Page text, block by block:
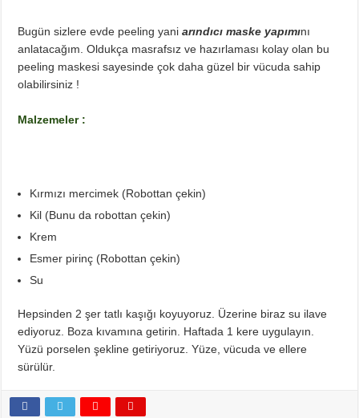
Yağ Yakan Yiyecekler Nelerdir ?
Yulaflı Diyet Mozaik Pasta Tarifi
Dukan patlıcan kebabı
Bugün sizlere evde peeling yaniarındıcı maske yapımını
anlatacağım. Oldukça masrafsız ve hazırlaması kolay olan bu
peeling maskesi sayesinde çok daha güzel bir vücuda sahip
olabilirsiniz !
Malzemeler :
Kırmızı mercimek (Robottan çekin)
Kil (Bunu da robottan çekin)
Krem
Esmer pirinç (Robottan çekin)
Su
Hepsinden 2 şer tatlı kaşığı koyuyoruz. Üzerine biraz su ilave
ediyoruz. Boza kıvamına getirin. Haftada 1 kere uygulayın.
Yüzü porselen şekline getiriyoruz. Yüze, vücuda ve ellere
sürülür.